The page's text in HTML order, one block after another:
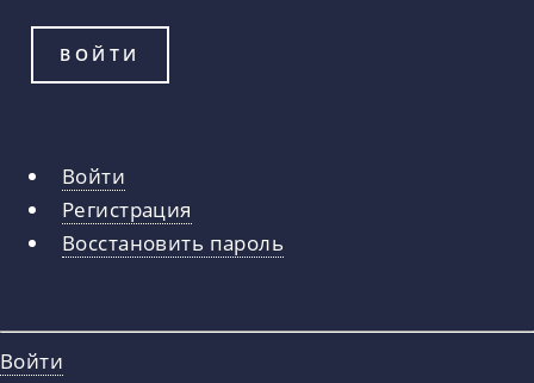
Главные
вкладки
Войти
Регистрация
Восстановить пароль
Войти